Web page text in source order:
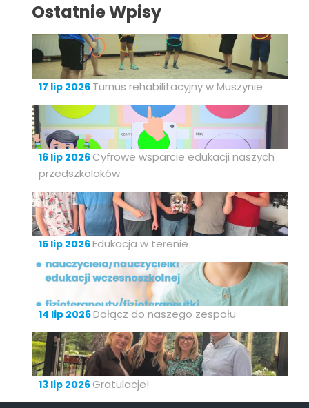
Ostatnie Wpisy
17 lip 2026 Turnus rehabilitacyjny w Muszynie
16 lip 2026 Cyfrowe wsparcie edukacji naszych
przedszkolaków
15 lip 2026Edukacja w terenie
14 lip 2026Dołącz do naszego zespołu
13 lip 2026 Gratulacje!